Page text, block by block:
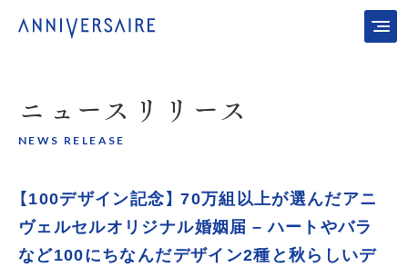
ニュース リリース
NEWS RELEASE
【100デザイン記念】 70万組以上が選んだアニ
ヴェルセルオリジナル婚姻届 – ハートやバラ
など100にちなんだデザイン2種と秋らしいデ